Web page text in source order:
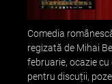
Comedia
regizată de Mihai
februarie, ocazie
pentru discuții,